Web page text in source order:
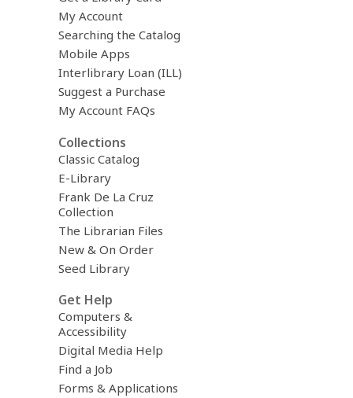
My Account
Searching the Catalog
Mobile Apps
Interlibrary Loan (ILL)
Suggest a Purchase
My Account FAQs
Collections
Classic Catalog
E-Library
Frank De La Cruz
Collection
The Librarian Files
New & On Order
Seed Library
Get Help
Computers &
Accessibility
Digital Media Help
Find a Job
Forms & Applications